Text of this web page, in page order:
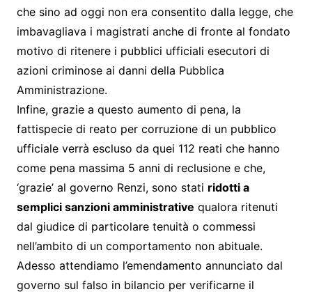
che sino ad oggi non era consentito dalla legge, che
imbavagliava i magistrati anche di fronte al fondato
motivo di ritenere i pubblici ufficiali esecutori di
azioni criminose ai danni della Pubblica
Amministrazione.
Infine, grazie a questo aumento di pena, la
fattispecie di reato per corruzione di un pubblico
ufficiale verrà escluso da quei 112 reati che hanno
come pena massima 5 anni di reclusione e che,
‘grazie’ al governo Renzi, sono stati ridotti a
semplici sanzioni amministrative qualora ritenuti
dal giudice di particolare tenuità o commessi
nell’ambito di un comportamento non abituale.
Adesso attendiamo l’emendamento annunciato dal
governo sul falso in bilancio per verificarne il